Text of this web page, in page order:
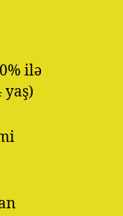
ilə